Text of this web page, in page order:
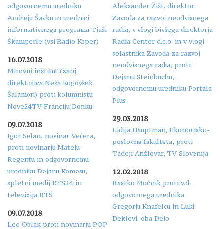
odgovornemu uredniku
Andreju Šavku in urednici
informativnega programa Tjaši
Škamperle (vsi Radio Koper)
16.07.2018
Mirovni inštitut (zanj
direktorica Neža Kogovšek
Šalamon) proti kolumnistu
Nove24TV Franciju Donku
09.07.2018
Igor Selan, novinar Večera,
proti novinarju Mateju
Regentu in odgovornemu
uredniku Dejanu Komesu,
spletni medij RTS24 in
televizija RTS
09.07.2018
Leo Oblak proti novinarju POP
Aleksander Žišt, direktor
Zavoda za razvoj neodvisnega
radia, v vlogi bivšega direktorja
Radia Center d.o.o. in v vlogi
solastnika Zavoda za razvoj
neodvisnega radia, proti
Dejanu Steinbuchu,
odgovornemu uredniku Portala
Plus
29.03.2018
Lidija Hauptman, Ekonomsko-
poslovna fakulteta, proti
Tadeji Anžlovar, TV Slovenija
12.02.2018
Rastko Močnik proti v.d.
odgovornega urednika
Gregorju Knafelcu in Luki
Deklevi, oba Delo